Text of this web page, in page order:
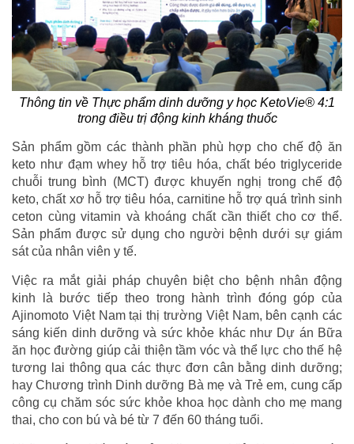
Thông tin về Thực phẩm dinh dưỡng y học KetoVie® 4:1
trong điều trị động kinh kháng thuốc
Sản phẩm gồm các thành phần phù hợp cho chế độ ăn
keto như đạm whey hỗ trợ tiêu hóa, chất béo triglyceride
chuỗi trung bình (MCT) được khuyến nghị trong chế độ
keto, chất xơ hỗ trợ tiêu hóa, carnitine hỗ trợ quá trình sinh
ceton cùng vitamin và khoáng chất cần thiết cho cơ thể.
Sản phẩm được sử dụng cho người bệnh dưới sự giám
sát của nhân viên y tế.
Việc ra mắt giải pháp chuyên biệt cho bệnh nhân động
kinh là bước tiếp theo trong hành trình đóng góp của
Ajinomoto Việt Nam tại thị trường Việt Nam, bên cạnh các
sáng kiến dinh dưỡng và sức khỏe khác như Dự án Bữa
ăn học đường giúp cải thiện tầm vóc và thể lực cho thế hệ
tương lai thông qua các thực đơn cân bằng dinh dưỡng;
hay Chương trình Dinh dưỡng Bà mẹ và Trẻ em, cung cấp
công cụ chăm sóc sức khỏe khoa học dành cho mẹ mang
thai, cho con bú và bé từ 7 đến 60 tháng tuổi.